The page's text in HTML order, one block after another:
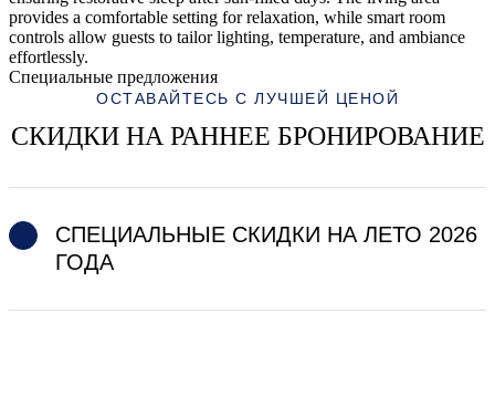
provides a comfortable setting for relaxation, while smart room
controls allow guests to tailor lighting, temperature, and ambiance
effortlessly.
Специальные предложения
ОСТАВАЙТЕСЬ С ЛУЧШЕЙ ЦЕНОЙ
СКИДКИ НА РАННЕЕ БРОНИРОВАНИЕ
СПЕЦИАЛЬНЫЕ СКИДКИ НА ЛЕТО 2026
ГОДА